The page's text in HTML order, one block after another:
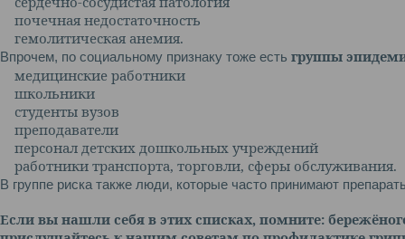
почечная недостаточность
гемолитическая анемия.
Впрочем, по социальному признаку тоже есть группы
медицинские работники
школьники
студенты вузов
преподаватели
персонал детских дошкольных учреждений
работники транспорта, торговли, сферы обслуживания.
В группе риска также люди, которые часто принимают
Если вы нашли себя в этих списках, помните: